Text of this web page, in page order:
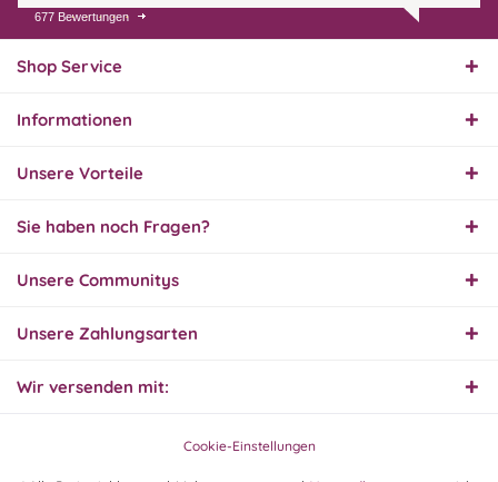
31.07.26
Super schnelle Lieferung,
hervorragend. Gerne
30.07.26
677 Bewertungen
Shop Service
Informationen
Unsere Vorteile
Sie haben noch Fragen?
Unsere Communitys
Unsere Zahlungsarten
Wir versenden mit:
Cookie-Einstellungen